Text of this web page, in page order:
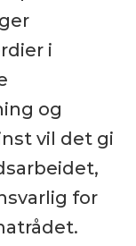
i
og
vil det gi
for